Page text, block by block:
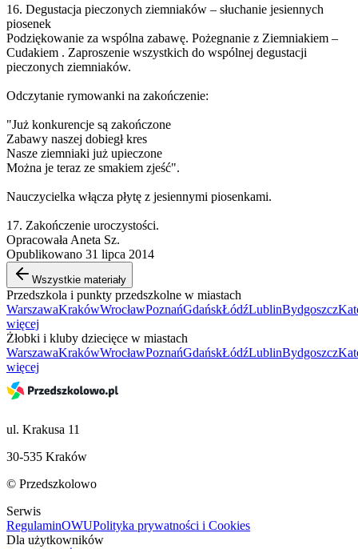
16. Degustacja pieczonych ziemniaków – słuchanie jesiennych
piosenek
Podziękowanie za wspólna zabawę. Pożegnanie z Ziemniakiem –
Cudakiem . Zaproszenie wszystkich do wspólnej degustacji
pieczonych ziemniaków.
Odczytanie rymowanki na zakończenie:
"Już konkurencje są zakończone
Zabawy naszej dobiegł kres
Nasze ziemniaki już upieczone
Można je teraz ze smakiem zjeść".
Nauczycielka włącza płytę z jesiennymi piosenkami.
17. Zakończenie uroczystości.
Opracowała Aneta Sz.
Opublikowano 31 lipca 2014
Wszystkie materiały
Przedszkola i punkty przedszkolne w miastach
WarszawaKrakówWrocławPoznańGdańskŁódźLublinBydgoszcz
więcej
Żłobki i kluby dziecięce w miastach
WarszawaKrakówWrocławPoznańGdańskŁódźLublinBydgoszcz
więcej
ul. Krakusa 11
30-535 Kraków
© Przedszkolowo
Serwis
RegulaminOWUPolityka prywatności i Cookies
Dla użytkowników